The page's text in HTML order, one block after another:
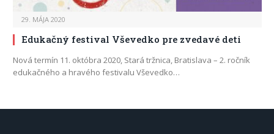
29. MÁJA 2020
Edukačný festival Vševedko pre zvedavé deti
Nová termín 11. októbra 2020, Stará tržnica, Bratislava – 2. ročník
edukačného a hravého festivalu Vševedko…